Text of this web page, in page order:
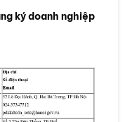
ký doanh nghiệp